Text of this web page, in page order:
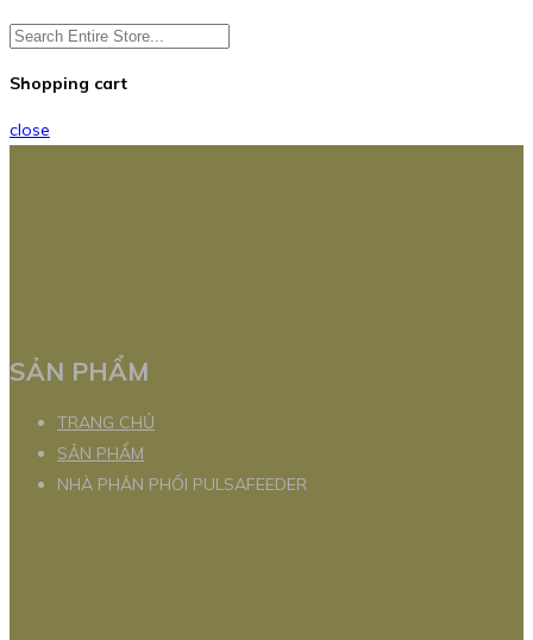
Shopping cart
close
SẢN PHẨM
TRANG CHỦ
SẢN PHẨM
NHÀ PHÂN PHỐI PULSAFEEDER